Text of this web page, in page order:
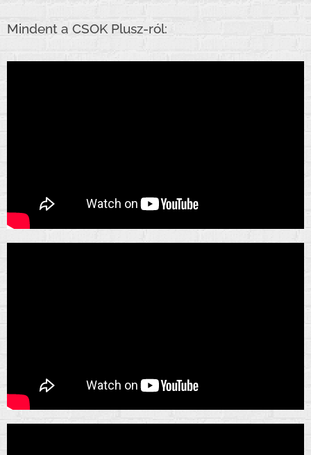
Mindent a CSOK Plusz-ról: